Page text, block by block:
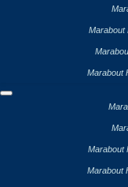
Marabout
Marabout
Marabout
Marabout